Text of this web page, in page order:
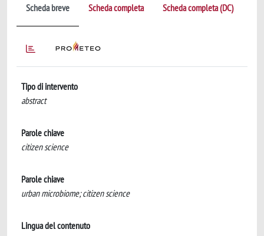
Scheda breve Scheda completa Scheda completa (DC)
Tipo di intervento
abstract
Parole chiave
citizen science
Parole chiave
urban microbiome; citizen science
Lingua del contenuto